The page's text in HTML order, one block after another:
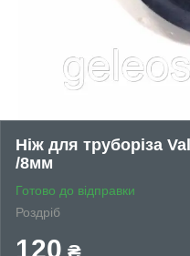
Ніж для труборіза
/8мм
Готово до відправки
Роздріб
120